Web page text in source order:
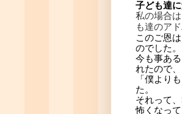
子ども達
私の場合
も達のア
このご恩
のでした。
今も事あ
れたので、
「僕より
た。
それって
怖くなっ